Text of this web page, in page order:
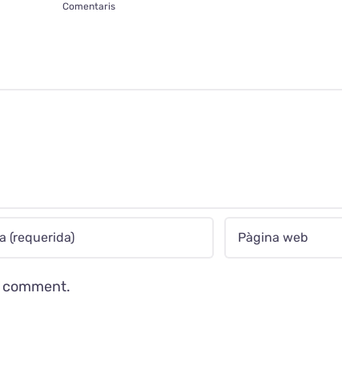
Comentaris
comment.